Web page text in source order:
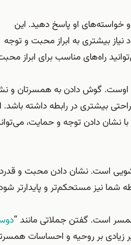
خواسته‌های او پاسخ دهید. این
بیشتری به ابراز محبت و توجه
راه‌های مناسب برای ابراز
اوست. گوش دادن به همسرتان و
بیشتری در رابطه داشته باشد.
نشان دادن توجه و حمایت،
است. نشان دادن محبت و
نیز مستحکم‌تر و پایدارتر
است. گفتن جملاتی مانند “
زیادی بر روحیه و احساسات